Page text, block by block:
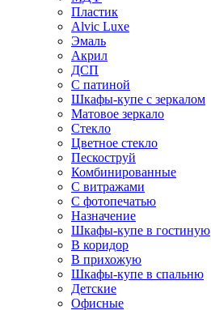
Пластик
Alvic Luxe
Эмаль
Акрил
ДСП
С патиной
Шкафы-купе с зеркалом
Матовое зеркало
Стекло
Цветное стекло
Пескоструй
Комбинированные
С витражами
С фотопечатью
Назначение
Шкафы-купе в гостиную
В коридор
В прихожую
Шкафы-купе в спальню
Детские
Офисные